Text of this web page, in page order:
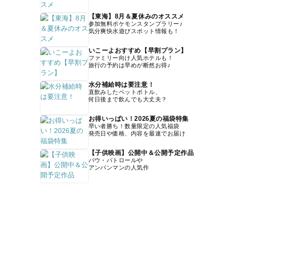
【東海】8月＆夏休みのオススメ
参加無料ポケモンスタンプラリー♪
気分爽快水遊びスポット情報も！
いこーよおすすめ【早割プラン】
ファミリー向け人気ホテルも！
旅行の予約は早めが断然お得♪
水分補給時は要注意！
直飲みしたペットボトル、
何日後まで飲んでも大丈夫？
お得いっぱい！2026夏の福袋特集
早い者勝ち！数量限定の人気福袋
発売日や価格、内容を最速でお届け
【子供映画】公開中＆公開予定作品
パウ・パトロールや
アンパンマンの人気作